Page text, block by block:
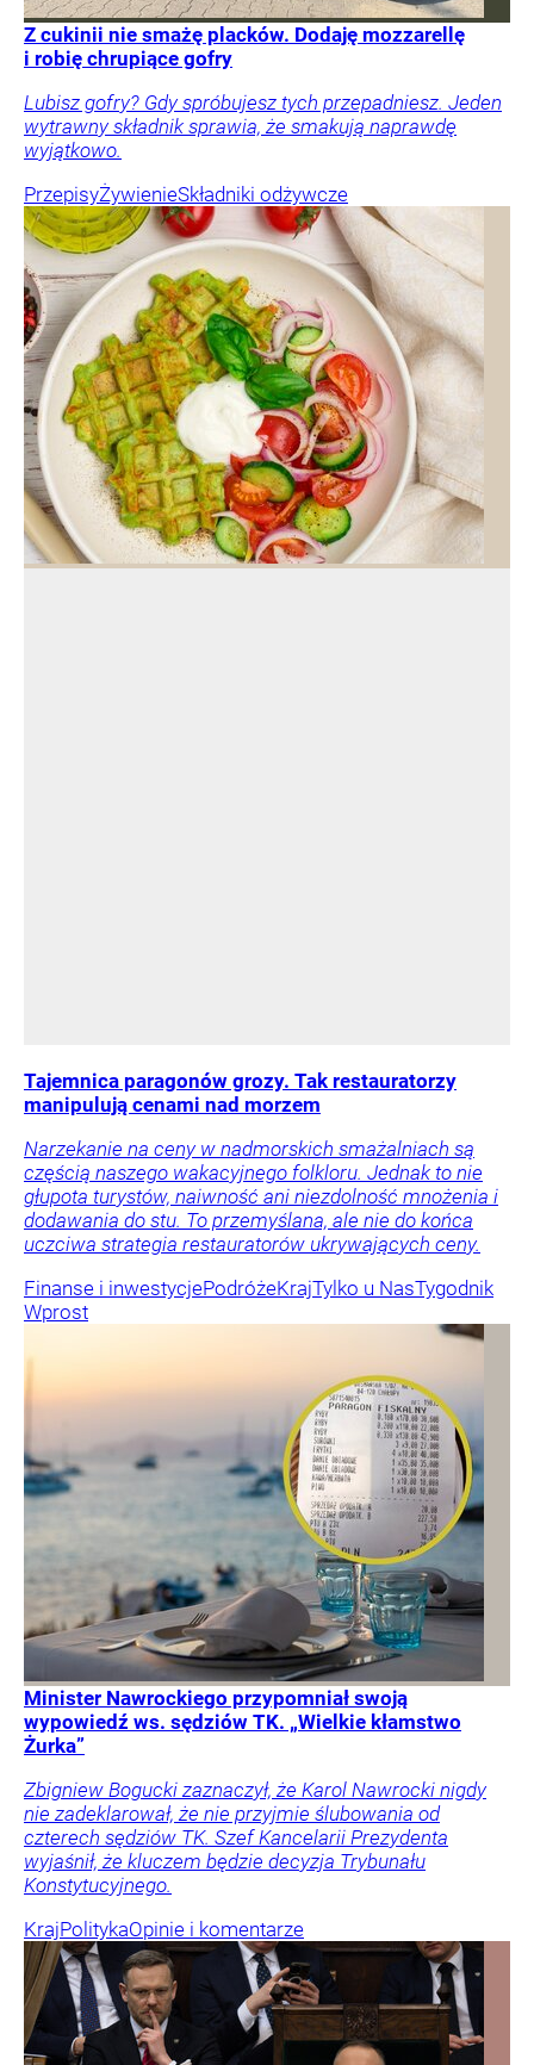
Z cukinii nie smażę placków. Dodaję mozzarellę
i robię chrupiące gofry
Lubisz gofry? Gdy spróbujesz tych przepadniesz. Jeden
wytrawny składnik sprawia, że smakują naprawdę
wyjątkowo.
PrzepisyŻywienieSkładniki odżywcze
Tajemnica paragonów grozy. Tak restauratorzy
manipulują cenami nad morzem
Narzekanie na ceny w nadmorskich smażalniach są
częścią naszego wakacyjnego folkloru. Jednak to nie
głupota turystów, naiwność ani niezdolność mnożenia i
dodawania do stu. To przemyślana, ale nie do końca
uczciwa strategia restauratorów ukrywających ceny.
Finanse i inwestycjePodróżeKrajTylko u NasTygodnik
Wprost
Minister Nawrockiego przypomniał swoją
wypowiedź ws. sędziów TK. „Wielkie kłamstwo
Żurka”
Zbigniew Bogucki zaznaczył, że Karol Nawrocki nigdy
nie zadeklarował, że nie przyjmie ślubowania od
czterech sędziów TK. Szef Kancelarii Prezydenta
wyjaśnił, że kluczem będzie decyzja Trybunału
Konstytucyjnego.
KrajPolitykaOpinie i komentarze